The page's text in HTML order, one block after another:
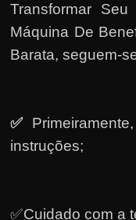
Transformar
Máquina De
Barata, seguem-
✅
instruções;
✅Cuidado com a